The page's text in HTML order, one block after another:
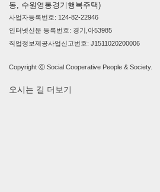
동, 수원영통경기행복주택)
사업자등록번호: 124-82-22946
인터넷신문 등록번호: 경기,아53985
직업정보제공사업신고번호: J1511020200006
Copyright ⓒ Social Cooperative People & Society.
오시는 길 더보기